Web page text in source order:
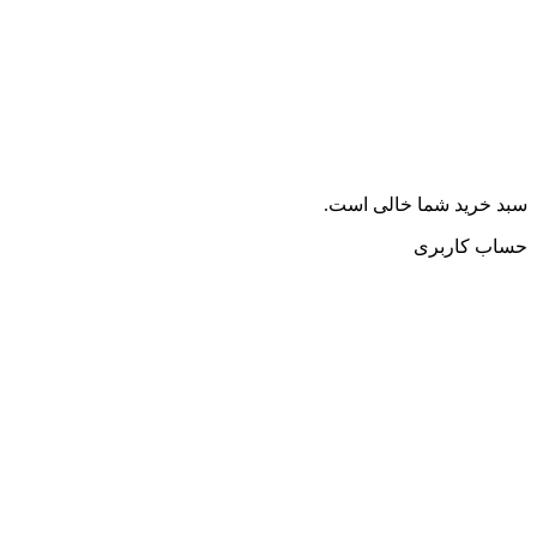
سبد خرید شما خالی است.
حساب کاربری